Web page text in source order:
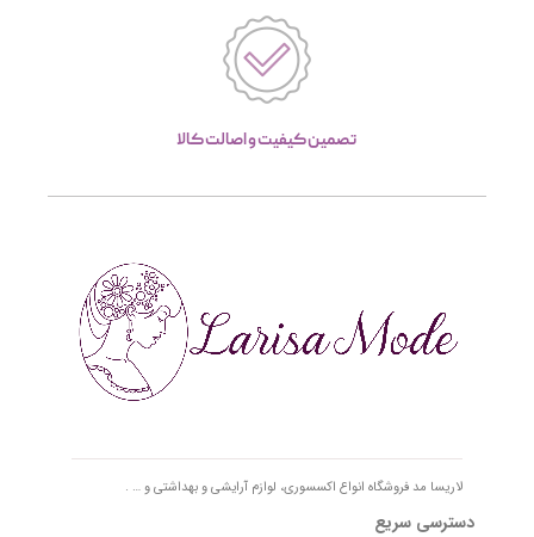
تصمین کیفیت و اصالت کالا
لاریسا مد فروشگاه انواع اکسسوری، لوازم آرایشی و بهداشتی و … .
دسترسی سریع